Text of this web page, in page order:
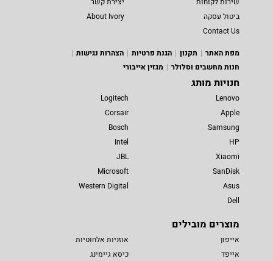
ביטול עסקה
About Ivory
Contact Us
מפת האתר
תקנון הגנת פרטיות
הצהרות נגישות
חנות מחשבים וסלולר
מגזין אייבורי
חנויות מותג
Lenovo
Apple
Samsung
HP
Xiaomi
SanDisk
Asus
Dell
Logitech
Corsair
Bosch
Intel
JBL
Microsoft
Western Digital
מוצרים מובילים
אייפון
אייפד
אוזניות אלחוטיות
כיסא גיימינג